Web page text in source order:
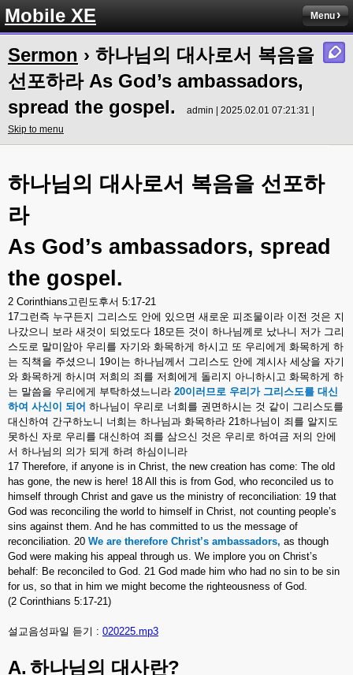
Mobile XE Menu
Sermon › 하나님의 대사로서 복음을
선포하라 As God’s ambassadors,
spread the gospel.
admin | 2025.02.01 07:21:31 |
Skip to menu
하나님의 대사로서 복음을 선포하
라
As God’s ambassadors, spread
the gospel.
2 Corinthians고린도후서 5:17-21
17그런즉 누구든지 그리스도 안에 있으면 새로운 피조물이라 이전 것은 지
나갔으니 보라 새것이 되었도다 18모든 것이 하나님께로 났나니 저가 그리
스도로 말미암아 우리를 자기와 화목하게 하시고 또 우리에게 화목하게 하
는 직책을 주셨으니 19이는 하나님께서 그리스도 안에 계시사 세상을 자기
와 화목하게 하시며 저희의 죄를 저희에게 돌리지 아니하시고 화목하게 하
는 말씀을 우리에게 부탁하셨느니라 20이러므로 우리가 그리스도를 대신
하여 사신이 되어 하나님이 우리로 너희를 권면하시는 것 같이 그리스도를
대신하여 간구하노니 너희는 하나님과 화목하라 21하나님이 죄를 알지도
못하신 자로 우리를 대신하여 죄를 삼으신 것은 우리로 하여금 저의 안에
서 하나님의 의가 되게 하려 하심이니라
17 Therefore, if anyone is in Christ, the new creation has come: The old
has gone, the new is here! 18 All this is from God, who reconciled us to
himself through Christ and gave us the ministry of reconciliation: 19 that
God was reconciling the world to himself in Christ, not counting people’s
sins against them. And he has committed to us the message of
reconciliation. 20 We are therefore Christ’s ambassadors, as though
God were making his appeal through us. We implore you on Christ’s
behalf: Be reconciled to God. 21 God made him who had no sin to be sin
for us, so that in him we might become the righteousness of God.
(2 Corinthians 5:17-21)
설교음성파일 듣기 : 020225.mp3
A. 하나님의 대사란?